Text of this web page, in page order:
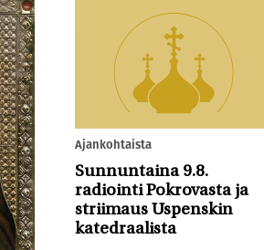
Ajankohtaista
Sunnuntaina 9.8.
radiointi Pokrovasta ja
striimaus Uspenskin
katedraalista